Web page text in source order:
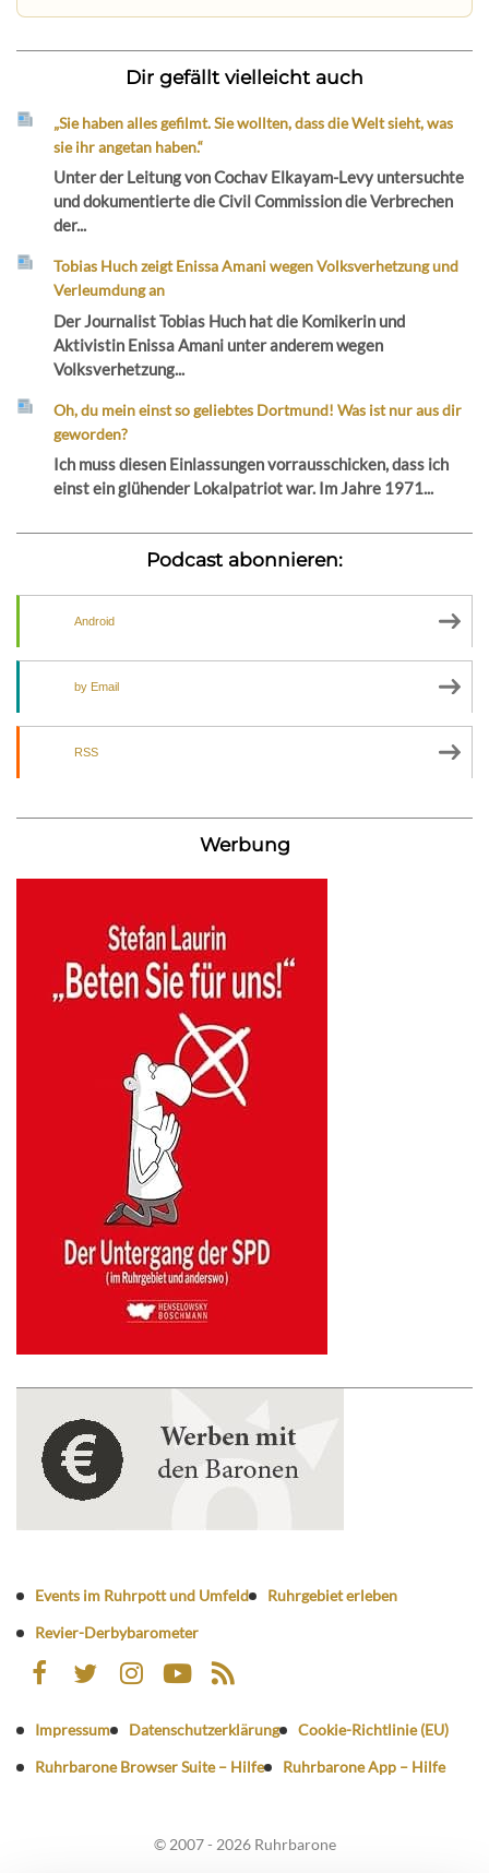
Dir gefällt vielleicht auch
„Sie haben alles gefilmt. Sie wollten, dass die Welt sieht, was
sie ihr angetan haben.“
Unter der Leitung von Cochav Elkayam-Levy untersuchte
und dokumentierte die Civil Commission die Verbrechen
der...
Tobias Huch zeigt Enissa Amani wegen Volksverhetzung und
Verleumdung an
Der Journalist Tobias Huch hat die Komikerin und
Aktivistin Enissa Amani unter anderem wegen
Volksverhetzung...
Oh, du mein einst so geliebtes Dortmund! Was ist nur aus dir
geworden?
Ich muss diesen Einlassungen vorrausschicken, dass ich
einst ein glühender Lokalpatriot war. Im Jahre 1971...
Podcast abonnieren:
Android
by Email
RSS
Werbung
Events im Ruhrpott und Umfeld
Ruhrgebiet erleben
Revier-Derbybarometer
Impressum Datenschutzerklärung
Cookie-Richtlinie (EU)
Ruhrbarone Browser Suite – Hilfe
Ruhrbarone App – Hilfe
© 2007 - 2026 Ruhrbarone